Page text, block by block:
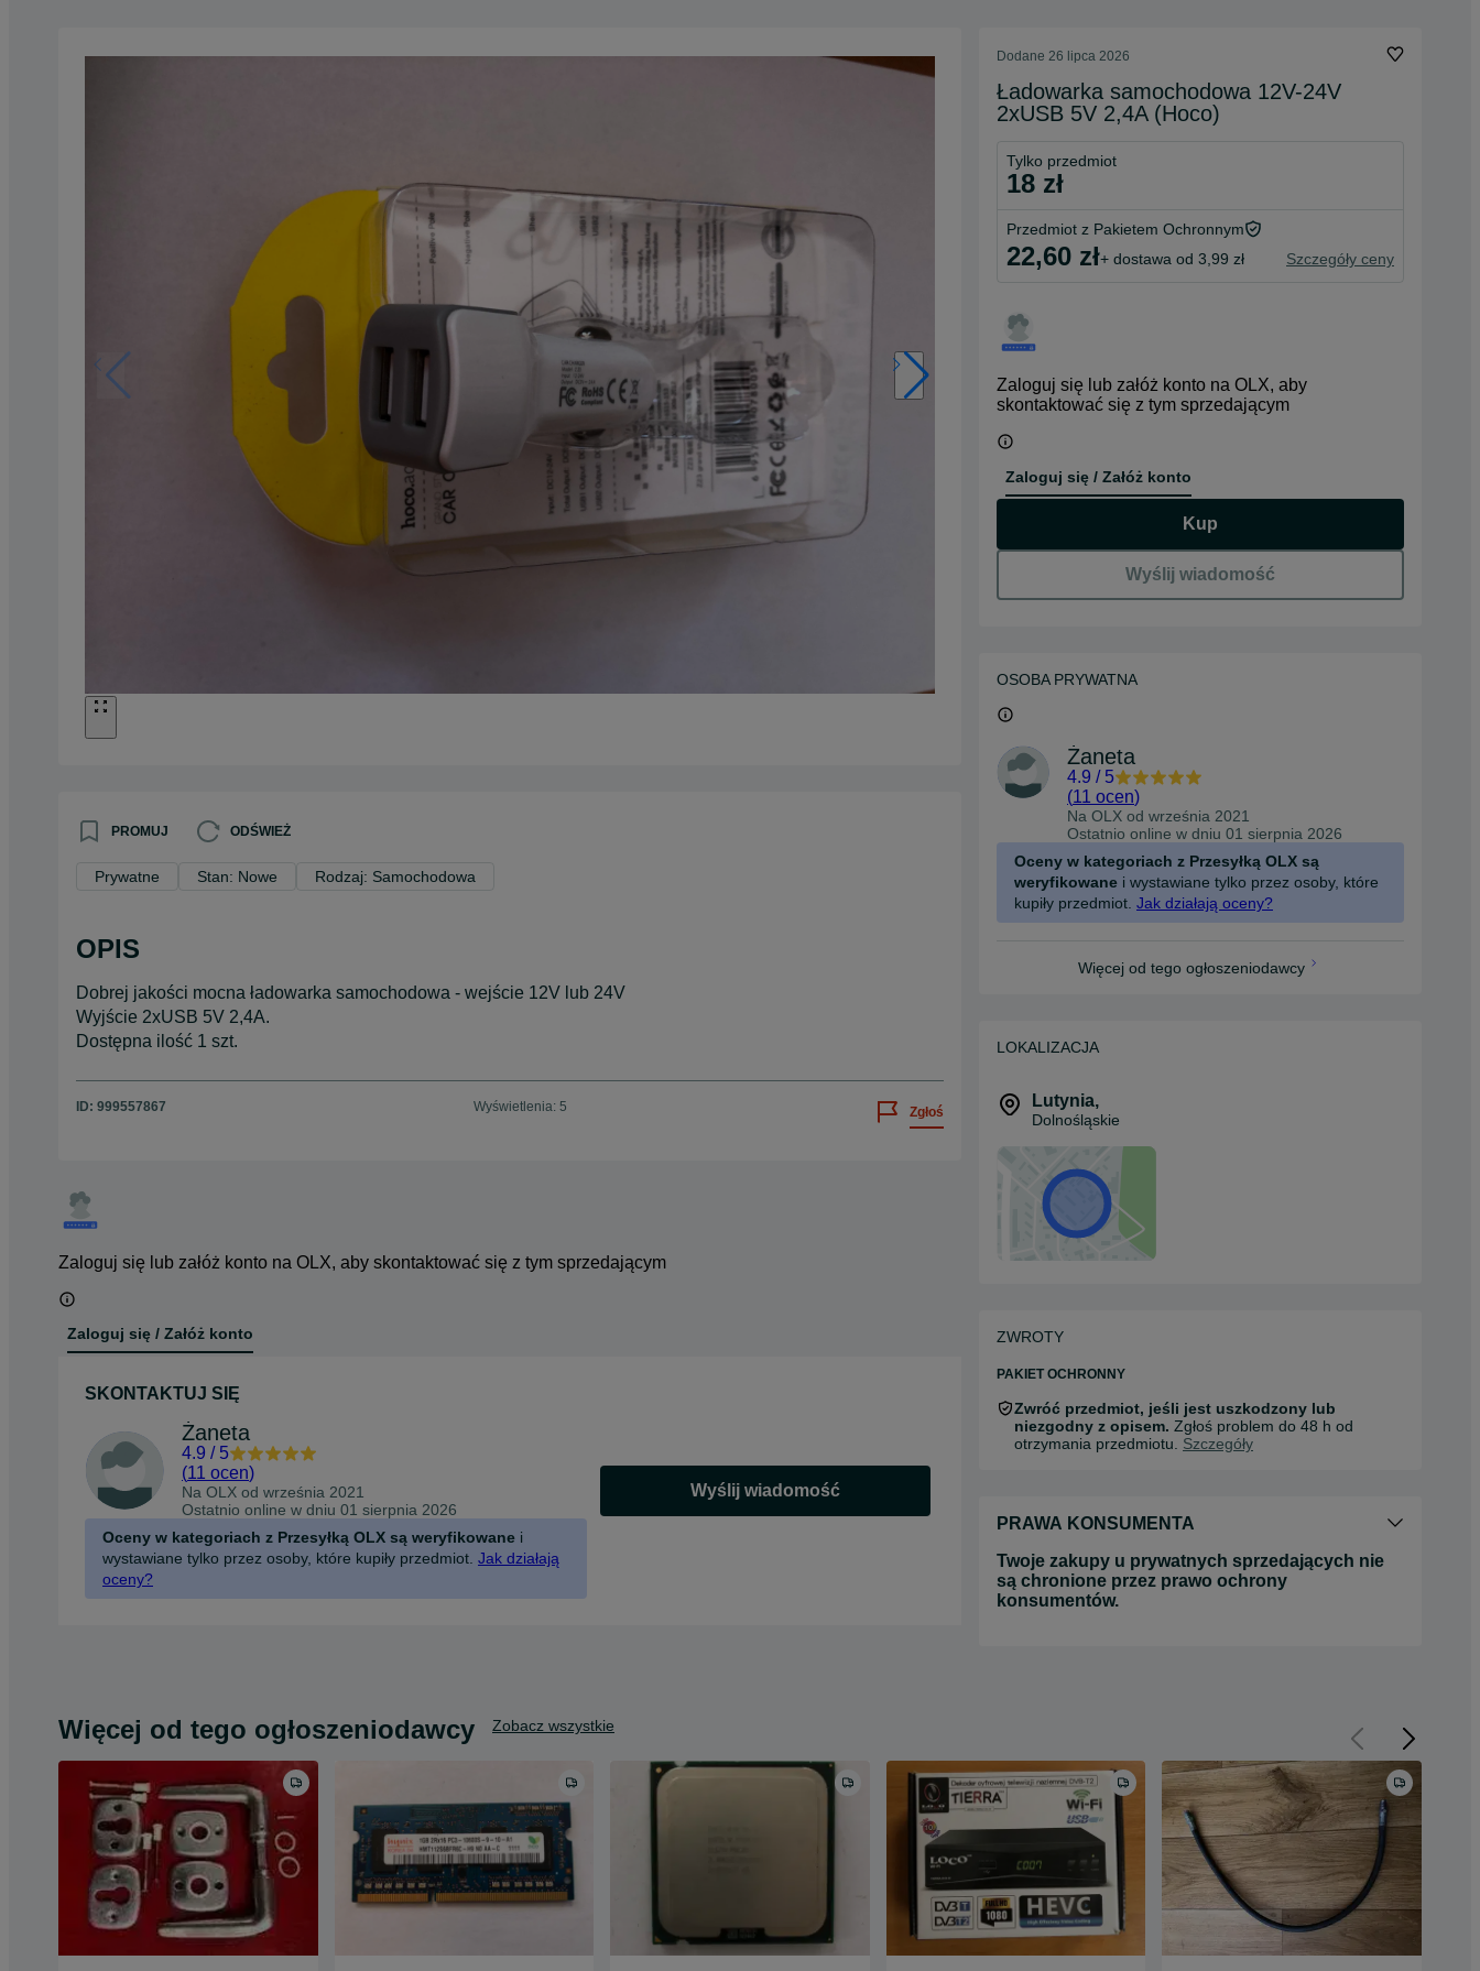
PROMUJ ODŚWIEŻ
Prywatne Stan: Nowe Rodzaj: Samochodowa
OPIS
Dobrej jakości mocna ładowarka samochodowa - wejście 12V lub 24V
Wyjście 2xUSB 5V 2,4A.
Dostępna ilość 1 szt.
ID: 999557867 Wyświetlenia: 5 Zgłoś
Zaloguj się lub załóż konto na OLX, aby skontaktować się z tym sprzedającym
Zaloguj się / Załóż konto
SKONTAKTUJ SIĘ
Żaneta
4.9 / 5
(11 ocen)
Na OLX od września 2021
Ostatnio online w dniu 01 sierpnia 2026
Oceny w kategoriach z Przesyłką OLX są weryfikowane i
wystawiane tylko przez osoby, które kupiły przedmiot. Jak działają
oceny?
Wyślij wiadomość
Dodane 26 lipca 2026
Ładowarka samochodowa 12V-24V
2xUSB 5V 2,4A (Hoco)
Tylko przedmiot
18 zł
Przedmiot z Pakietem Ochronnym
22,60 zł+ dostawa od 3,99 zł Szczegóły ceny
Zaloguj się lub załóż konto na OLX, aby
skontaktować się z tym sprzedającym
Zaloguj się / Załóż konto
Kup
Wyślij wiadomość
OSOBA PRYWATNA
Żaneta
4.9 / 5
(11 ocen)
Na OLX od września 2021
Ostatnio online w dniu 01 sierpnia 2026
Oceny w kategoriach z Przesyłką OLX są
weryfikowane i wystawiane tylko przez osoby, które
kupiły przedmiot. Jak działają oceny?
Więcej od tego ogłoszeniodawcy
LOKALIZACJA
Lutynia,
Dolnośląskie
ZWROTY
PAKIET OCHRONNY
Zwróć przedmiot, jeśli jest uszkodzony lub
niezgodny z opisem. Zgłoś problem do 48 h od
otrzymania przedmiotu. Szczegóły
PRAWA KONSUMENTA
Twoje zakupy u prywatnych sprzedających nie
są chronione przez prawo ochrony
konsumentów.
Więcej od tego ogłoszeniodawcy Zobacz wszystkie